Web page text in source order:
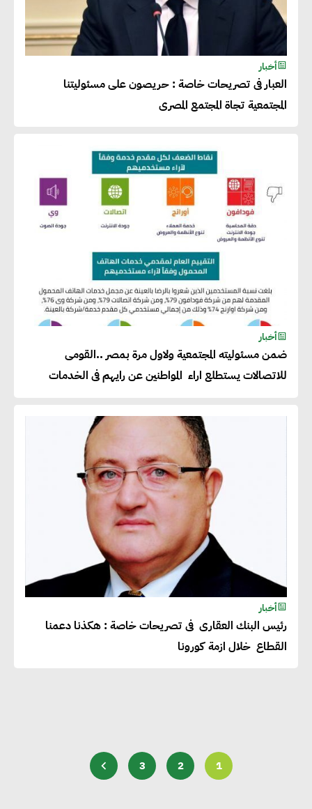
أخبار
العبار فى تصريحات خاصة : حريصون على مسئوليتنا
المجتمعية تجاة المجتمع المصرى
أخبار
ضمن مسئوليته المجتمعية ولاول مرة بمصر ..القومى
للاتصالات يستطلع اراء المواطنين عن رايهم فى الخدمات
أخبار
رئيس البنك العقارى فى تصريحات خاصة : هكذنا دعمنا
القطاع خلال ازمة كورونا
1
2
3